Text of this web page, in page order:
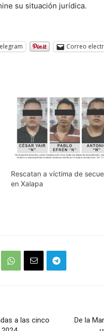
su situación jurídica.
Correo
Rescatan a víctima de
en Xalapa
a las cinco
De la